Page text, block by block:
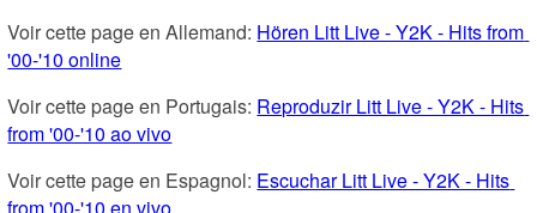
Voir cette page en Allemand: Hören Litt Live - Y2K - Hits from
'00-'10 online
Voir cette page en Portugais: Reproduzir Litt Live - Y2K - Hits
from '00-'10 ao vivo
Voir cette page en Espagnol: Escuchar Litt Live - Y2K - Hits
from '00-'10 en vivo